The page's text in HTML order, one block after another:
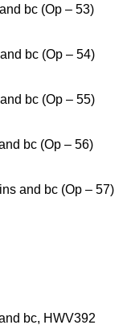
bc (Op – 53)
bc (Op – 54)
bc (Op – 55)
bc (Op – 56)
and bc (Op – 57)
bc, HWV392